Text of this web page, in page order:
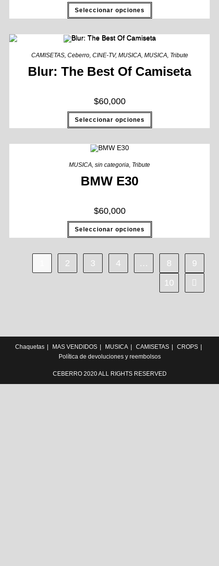
Seleccionar opciones
CAMISETAS, Ceberro, CINE-TV, MUSICA MUSICA Tribute
Blur: The Best Of Camiseta
$60,000
Seleccionar opciones
MUSICA sin categoria Tribute
BMW E30
$60,000
Seleccionar opciones
2 3 4 … 8
9
10
Chaquetas MAS VENDIDOS MUSICA CAMISETAS
CROPS
Política de devoluciones y reembolsos
CEBERRO 2020 ALL RIGHTS RESERVED